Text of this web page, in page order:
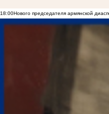
18:00Нового председателя армянской